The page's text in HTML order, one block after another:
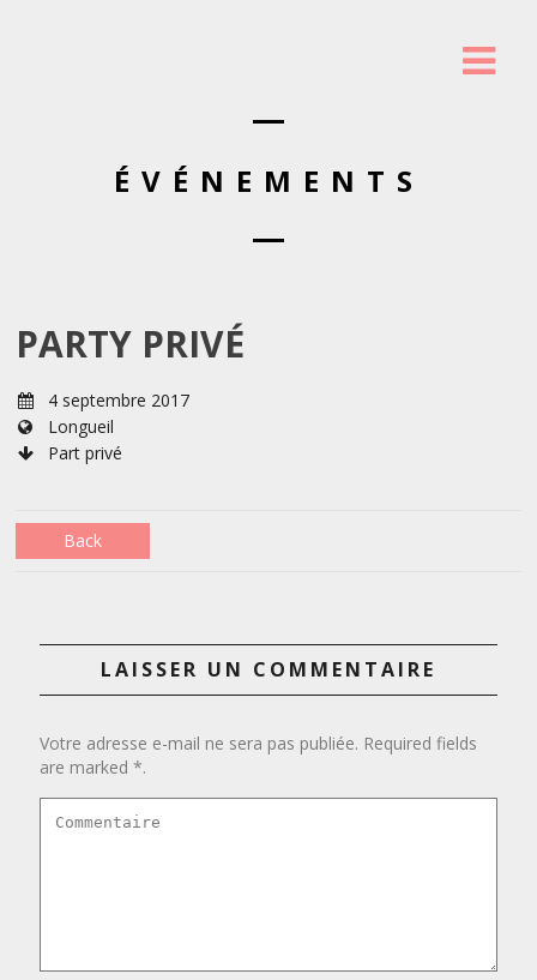
ÉVÉNEMENTS
PARTY PRIVÉ
4 septembre 2017
Longueil
Part privé
Back
LAISSER UN COMMENTAIRE
Votre adresse e-mail ne sera pas publiée. Required fields
are marked *.